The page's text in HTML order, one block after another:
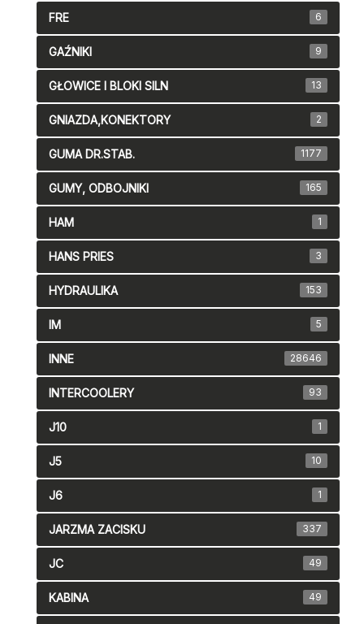
FRE 6
GAŹNIKI 9
GŁOWICE I BLOKI SILN 13
GNIAZDA,KONEKTORY 2
GUMA DR.STAB. 1177
GUMY, ODBOJNIKI 165
HAM 1
HANS PRIES 3
HYDRAULIKA 153
IM 5
INNE 28646
INTERCOOLERY 93
J10 1
J5 10
J6 1
JARZMA ZACISKU 337
JC 49
KABINA 49